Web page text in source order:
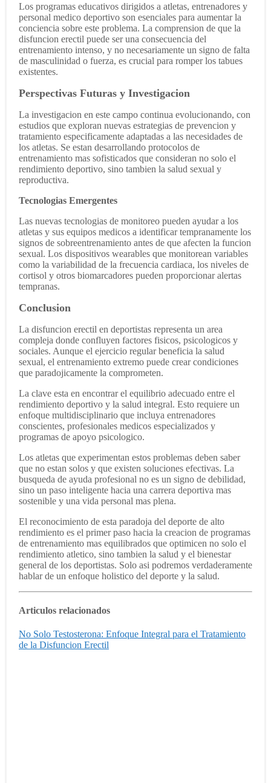
Los programas educativos dirigidos a atletas, entrenadores y
personal medico deportivo son esenciales para aumentar la
conciencia sobre este problema. La comprension de que la
disfuncion erectil puede ser una consecuencia del
entrenamiento intenso, y no necesariamente un signo de falta
de masculinidad o fuerza, es crucial para romper los tabues
existentes.
Perspectivas Futuras y Investigacion
La investigacion en este campo continua evolucionando, con
estudios que exploran nuevas estrategias de prevencion y
tratamiento especificamente adaptadas a las necesidades de
los atletas. Se estan desarrollando protocolos de
entrenamiento mas sofisticados que consideran no solo el
rendimiento deportivo, sino tambien la salud sexual y
reproductiva.
Tecnologias Emergentes
Las nuevas tecnologias de monitoreo pueden ayudar a los
atletas y sus equipos medicos a identificar tempranamente los
signos de sobreentrenamiento antes de que afecten la funcion
sexual. Los dispositivos wearables que monitorean variables
como la variabilidad de la frecuencia cardiaca, los niveles de
cortisol y otros biomarcadores pueden proporcionar alertas
tempranas.
Conclusion
La disfuncion erectil en deportistas representa un area
compleja donde confluyen factores fisicos, psicologicos y
sociales. Aunque el ejercicio regular beneficia la salud
sexual, el entrenamiento extremo puede crear condiciones
que paradojicamente la comprometen.
La clave esta en encontrar el equilibrio adecuado entre el
rendimiento deportivo y la salud integral. Esto requiere un
enfoque multidisciplinario que incluya entrenadores
conscientes, profesionales medicos especializados y
programas de apoyo psicologico.
Los atletas que experimentan estos problemas deben saber
que no estan solos y que existen soluciones efectivas. La
busqueda de ayuda profesional no es un signo de debilidad,
sino un paso inteligente hacia una carrera deportiva mas
sostenible y una vida personal mas plena.
El reconocimiento de esta paradoja del deporte de alto
rendimiento es el primer paso hacia la creacion de programas
de entrenamiento mas equilibrados que optimicen no solo el
rendimiento atletico, sino tambien la salud y el bienestar
general de los deportistas. Solo asi podremos verdaderamente
hablar de un enfoque holistico del deporte y la salud.
Articulos relacionados
No Solo Testosterona: Enfoque Integral para el Tratamiento
de la Disfuncion Erectil